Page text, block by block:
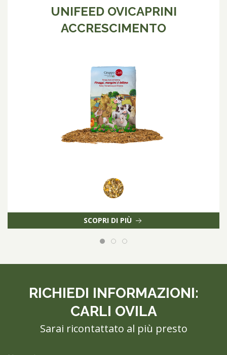
UNIFEED OVICAPRINI
ACCRESCIMENTO
SCOPRI DI PIÙ
RICHIEDI INFORMAZIONI:
CARLI OVILA
Sarai ricontattato al più presto